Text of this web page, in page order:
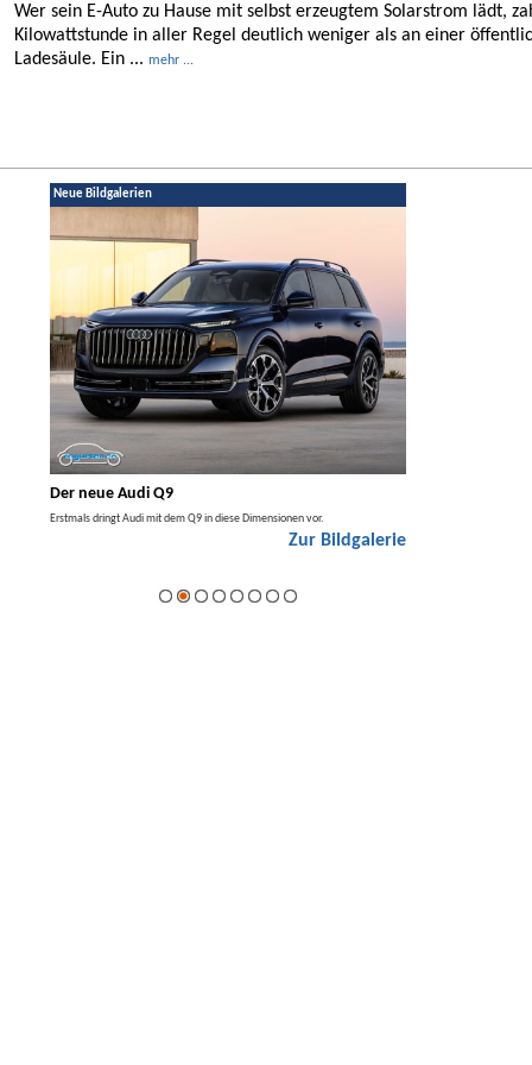
Wer sein E-Auto zu Hause mit selbst erzeugtem Solarstrom lädt,
Kilowattstunde in aller Regel deutlich weniger als an einer
Ladesäule. Ein ... mehr ...
Neue Bildgalerien
Der neue Audi Q9
Erstmals dringt Audi mit dem Q9 in diese Dimensionen vor.
Zur Bildgalerie